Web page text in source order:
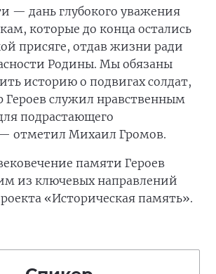
— дань глубокого уважения
которые до конца остались
присяге, отдав жизни ради
Родины. Мы обязаны
историю о подвигах солдат,
Героев служил нравственным
подрастающего
отметил Михаил Громов.
памяти Героев
из ключевых направлений
«Историческая память».